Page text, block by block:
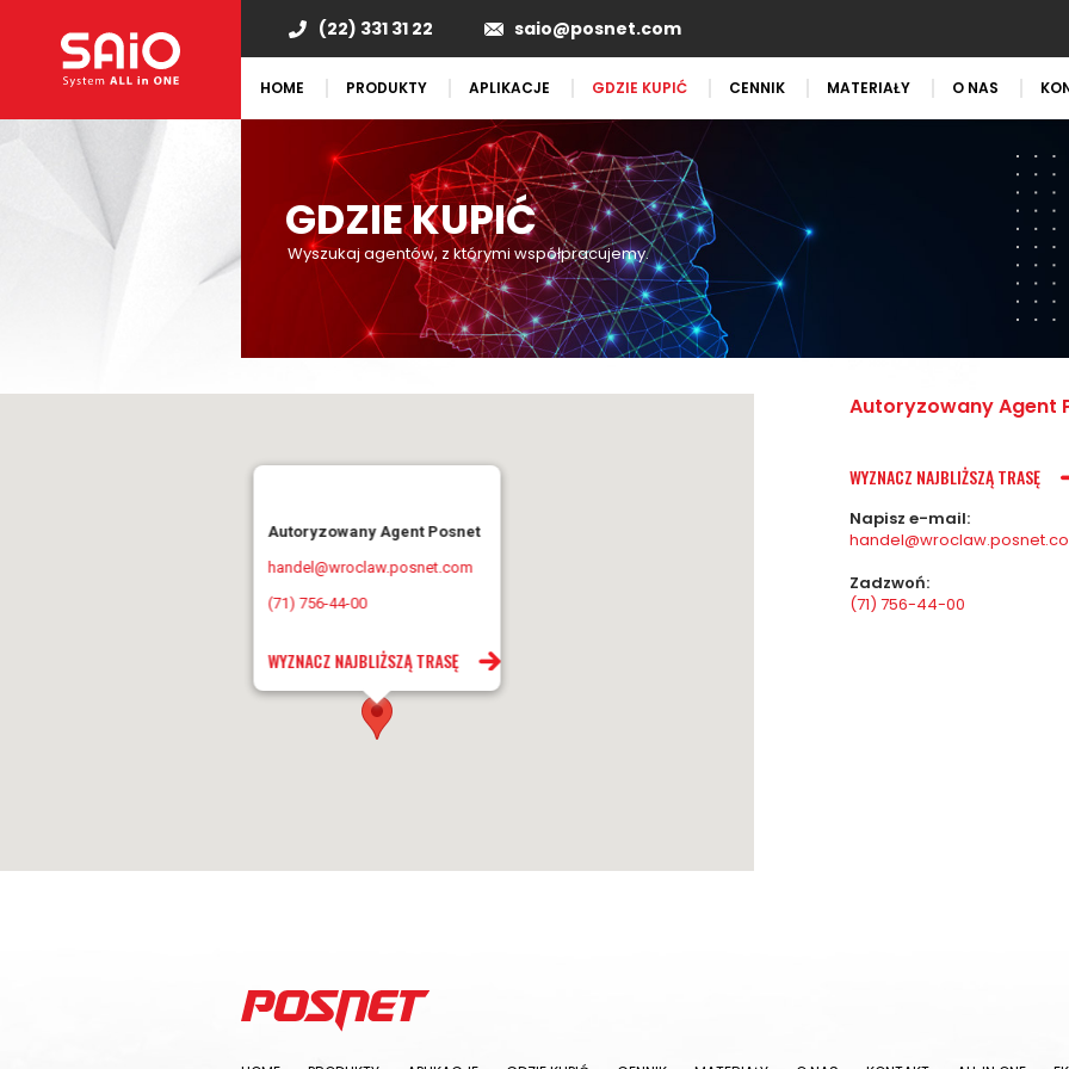
(22) 331 31 22 saio@posnet.com
HOME PRODUKTY APLIKACJE GDZIE KUPIĆ CENNIK MATERIAŁY O NAS
GDZIE KUPIĆ
Wyszukaj agentów, z którymi współpracujemy.
Autoryzowany Agent Posnet
handel@wroclaw.posnet.com
(71) 756-44-00
WYZNACZ NAJBLIŻSZĄ TRASĘ
Autoryzowany Agent
WYZNACZ NAJBLIŻSZĄ TRASĘ
Napisz e-mail:
Zadzwoń:
(71) 756-44-00